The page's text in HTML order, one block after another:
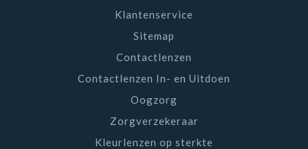
Klantenservice
Sitemap
Contactlenzen
Contactlenzen In- en Uitdoen
Oogzorg
Zorgverzekeraar
Kleurlenzen op sterkte